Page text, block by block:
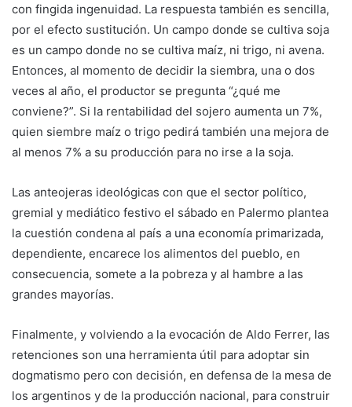
con fingida ingenuidad. La respuesta también es sencilla,
por el efecto sustitución. Un campo donde se cultiva soja
es un campo donde no se cultiva maíz, ni trigo, ni avena.
Entonces, al momento de decidir la siembra, una o dos
veces al año, el productor se pregunta “¿qué me
conviene?”. Si la rentabilidad del sojero aumenta un 7%,
quien siembre maíz o trigo pedirá también una mejora de
al menos 7% a su producción para no irse a la soja.
Las anteojeras ideológicas con que el sector político,
gremial y mediático festivo el sábado en Palermo plantea
la cuestión condena al país a una economía primarizada,
dependiente, encarece los alimentos del pueblo, en
consecuencia, somete a la pobreza y al hambre a las
grandes mayorías.
Finalmente, y volviendo a la evocación de Aldo Ferrer, las
retenciones son una herramienta útil para adoptar sin
dogmatismo pero con decisión, en defensa de la mesa de
los argentinos y de la producción nacional, para construir